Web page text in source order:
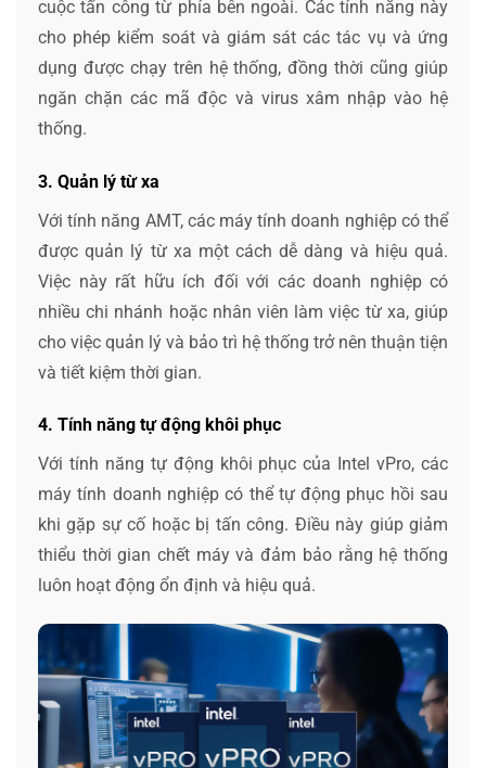
cuộc tấn công từ phía bên ngoài. Các tính năng này
cho phép kiểm soát và giám sát các tác vụ và ứng
dụng được chạy trên hệ thống, đồng thời cũng giúp
ngăn chặn các mã độc và virus xâm nhập vào hệ
thống.
3. Quản lý từ xa
Với tính năng AMT, các máy tính doanh nghiệp có thể
được quản lý từ xa một cách dễ dàng và hiệu quả.
Việc này rất hữu ích đối với các doanh nghiệp có
nhiều chi nhánh hoặc nhân viên làm việc từ xa, giúp
cho việc quản lý và bảo trì hệ thống trở nên thuận tiện
và tiết kiệm thời gian.
4. Tính năng tự động khôi phục
Với tính năng tự động khôi phục của Intel vPro, các
máy tính doanh nghiệp có thể tự động phục hồi sau
khi gặp sự cố hoặc bị tấn công. Điều này giúp giảm
thiểu thời gian chết máy và đảm bảo rằng hệ thống
luôn hoạt động ổn định và hiệu quả.